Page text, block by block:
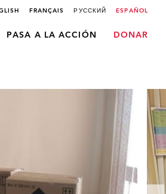
FRANÇAIS РУССКИЙ ESPAÑOL
PASA A LA ACCIÓN DONAR